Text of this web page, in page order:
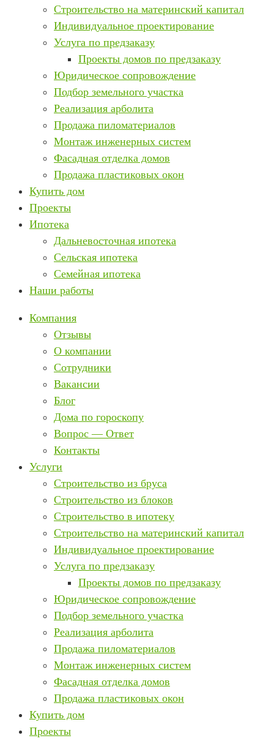
Строительство на материнский капитал
Индивидуальное проектирование
Услуга по предзаказу
Проекты домов по предзаказу
Юридическое сопровождение
Подбор земельного участка
Реализация арболита
Продажа пиломатериалов
Монтаж инженерных систем
Фасадная отделка домов
Продажа пластиковых окон
Купить дом
Проекты
Ипотека
Дальневосточная ипотека
Сельская ипотека
Семейная ипотека
Наши работы
Компания
Отзывы
О компании
Сотрудники
Вакансии
Блог
Дома по гороскопу
Вопрос — Ответ
Контакты
Услуги
Строительство из бруса
Строительство из блоков
Строительство в ипотеку
Строительство на материнский капитал
Индивидуальное проектирование
Услуга по предзаказу
Проекты домов по предзаказу
Юридическое сопровождение
Подбор земельного участка
Реализация арболита
Продажа пиломатериалов
Монтаж инженерных систем
Фасадная отделка домов
Продажа пластиковых окон
Купить дом
Проекты